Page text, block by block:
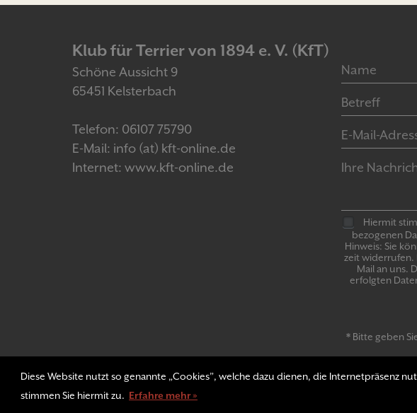
Diese Website nutzt so genannte „Cookies”, welche dazu dienen, die Internetpräsenz
stimmen Sie hiermit zu. Erfahre mehr »
Klub für Terrier von 1894 e. V. (KfT)
Schöne Aussicht 9
65451 Kelsterbach
Telefon: 06107 75790
E-Mail: info (at) kft-online.de
Internet: www.kft-online.de
Hiermit
bezogenen
Hinweis: Sie
zeit widerrufen.
Mail an uns.
erfolgten
* Bitte geben